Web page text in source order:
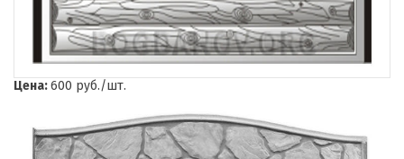
Цена:600 руб./шт.